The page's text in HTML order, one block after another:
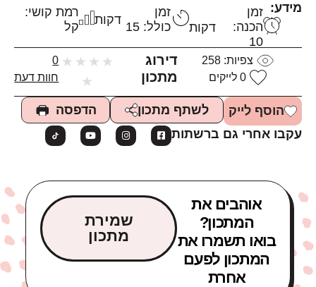
מידע: זמן
הכנה:
10
דקות
זמן
כולל: 15
דקות
רמת קושי:
קל
צפיות:258
0 לייקים
דירוג
מתכון
★
★
★
★
★
0
חוות דעת
הוסף לייק לשתף מתכון
הדפסה
עקבו אחרי גם ברשתות
אוהבים את
המתכון?
בואו תשמרו את
המתכון לפעם
אחרת
שמירת
מתכון